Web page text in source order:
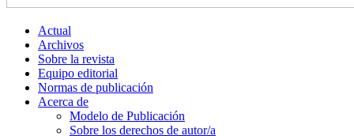
Actual
Archivos
Sobre la revista
Equipo editorial
Normas de publicación
Acerca de
Modelo de Publicación
Sobre los derechos de autor/a